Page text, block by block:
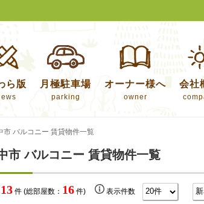
ら版 月極駐車場
parking
オーナー様へ
owner
会社
市 バルコニー 賃貸物件一覧
市 バルコニー 賃貸物件一覧
13 件 (総部屋数： 16 件) 表示件数